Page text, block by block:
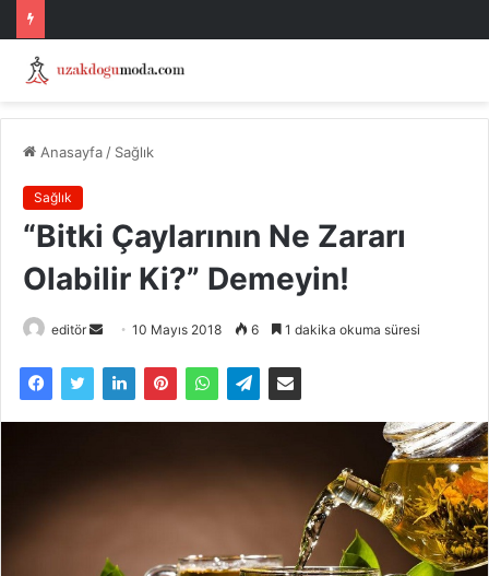
Anasayfa / Sağlık
Sağlık
“Bitki Çaylarının Ne Zararı
Olabilir Ki?” Demeyin!
editör
Bir
posta
10 Mayıs 2018 6 1 dakika okuma süresi